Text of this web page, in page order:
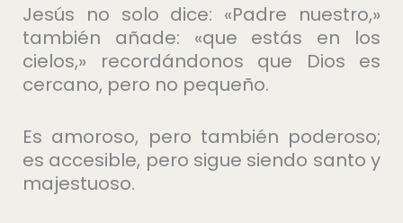
Jesús no solo dice: «Padre nuestro,»
también añade: «que estás en los
cielos,» recordándonos que Dios es
cercano, pero no pequeño.
Es amoroso, pero también poderoso;
es accesible, pero sigue siendo santo y
majestuoso.